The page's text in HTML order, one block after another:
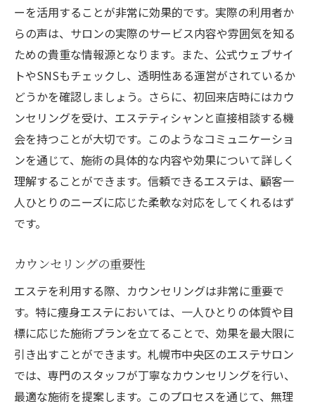
継続的なケアの重要性
効果を最大限に引き出すエステ札幌市中央区で
知っておきたいこと
エステ効果を高める日常習慣
正しい食生活の重要性
運動とエステの相乗効果
水分補給とデトックス効果
ストレス管理とリラクゼーション
エステ効果の持続方法
最新技術を用いた施術事例
革新的なエステマシンの紹介
高度な技術を持つエステティシャン
新技術の効果と利点
技術革新によるエステの進化
効果を実感できる最新技術
ーを活用することが非常に効果的です。実際の利用者か
らの声は、サロンの実際のサービス内容や雰囲気を知る
ための貴重な情報源となります。また、公式ウェブサイ
トやSNSもチェックし、透明性ある運営がされているか
どうかを確認しましょう。さらに、初回来店時にはカウ
ンセリングを受け、エステティシャンと直接相談する機
会を持つことが大切です。このようなコミュニケーショ
ンを通じて、施術の具体的な内容や効果について詳しく
理解することができます。信頼できるエステは、顧客一
人ひとりのニーズに応じた柔軟な対応をしてくれるはず
です。
カウンセリングの重要性
エステを利用する際、カウンセリングは非常に重要で
す。特に痩身エステにおいては、一人ひとりの体質や目
標に応じた施術プランを立てることで、効果を最大限に
引き出すことができます。札幌市中央区のエステサロン
では、専門のスタッフが丁寧なカウンセリングを行い、
最適な施術を提案します。このプロセスを通じて、無理